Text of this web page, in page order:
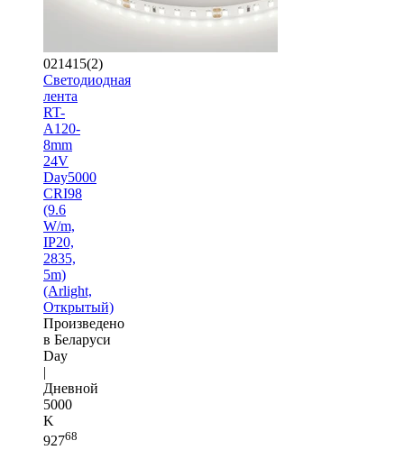
021415(2)
Светодиодная
лента
RT-
A120-
8mm
24V
Day5000
CRI98
(9.6
W/m,
IP20,
2835,
5m)
(Arlight,
Открытый)
Произведено
в Беларуси
Day
|
Дневной
5000
K
92768